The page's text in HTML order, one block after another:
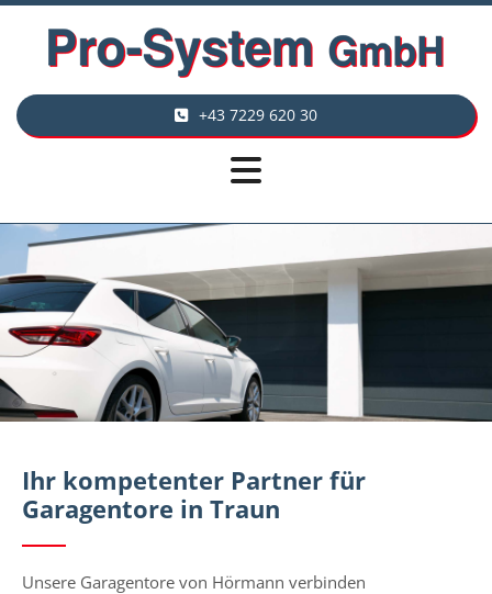
+43 7229 620 30
Ihr kompetenter Partner für
Garagentore in Traun
Unsere Garagentore von Hörmann verbinden